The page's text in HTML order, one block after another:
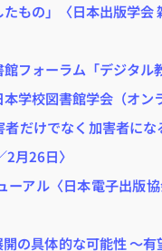
もの」〈日本出版学会
フォーラム「デジタ
学校図書館学会（オン
だけでなく加害者に
月26日〉
アル〈日本電子出版
の具体的な可能性 ～